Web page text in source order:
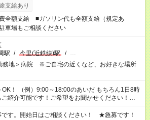
支給あり
全額支給 ■ガソリン代も全額支給（規定あ
車場もご相談ください
駅 / 今里(近鉄線)駅 / …
務地＞病院 ※ご自宅の近くなど、お好きな場所
！ （例）9:00～18:00のあいだ もちろん1日8時
紹介可能です！ご希望をお聞かせください！★家
みが必要な場合も遠慮なくご相談ください。 ※
上の勤務が必要です
です。開始日はご相談ください！ ★急募です！